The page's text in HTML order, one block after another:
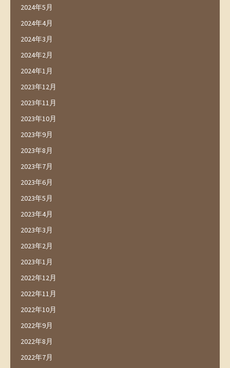
2024年5月
2024年4月
2024年3月
2024年2月
2024年1月
2023年12月
2023年11月
2023年10月
2023年9月
2023年8月
2023年7月
2023年6月
2023年5月
2023年4月
2023年3月
2023年2月
2023年1月
2022年12月
2022年11月
2022年10月
2022年9月
2022年8月
2022年7月